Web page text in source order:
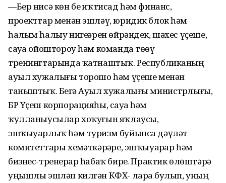
—Бер нисә көн беҙ иҡтисад һәм финанс,
проекттар менән эшләү, юридик блок һәм
һалым һалыу нигеҙҙәрен өйрәндек, шәхес үҫеше,
сауҙа ойоштороу һәм команда төҙөү
тренингтарында ҡатнаштыҡ. Республиканың
ауыл хужалығы торошо һәм үҫеше менән
таныштыҡ. Беҙгә Ауыл хужалығы министрлығы,
БР Үҫеш корпорацияһы, сауҙа һәм
ҡулланыусылар хоҡуғын яҡлаусы,
эшҡыуарлыҡ һәм туризм буйынса дәүләт
комитеттары хеҙмәткәрҙәре, эшҡыуарҙар һәм
бизнес-тренерҙар һабаҡ бирҙе. Практик өлөштәрҙә
уңышлы эшләп килгән КФХ- ларҙа булып, уның